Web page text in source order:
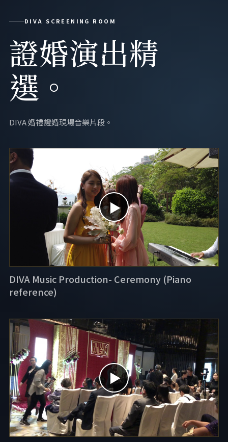
DIVA SCREENING ROOM
證婚演出精
選。
DIVA 婚禮證婚現場音樂片段。
▶
DIVA Music Production- Ceremony (Piano
reference)
▶